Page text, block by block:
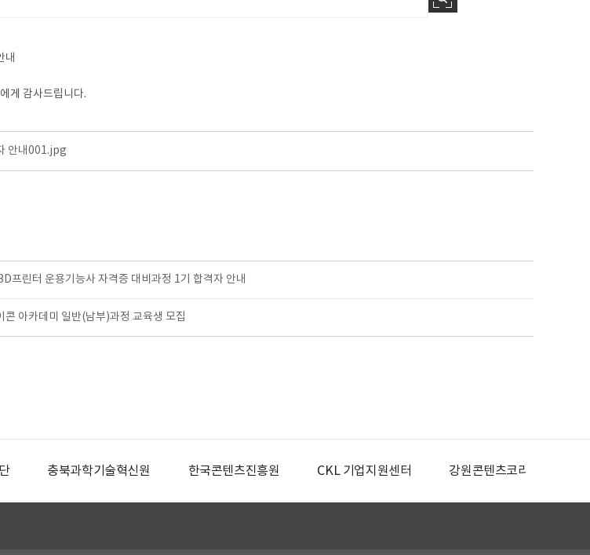
내
게 감사드립니다.
안내001.jpg
프린터 운용기능사 자격증 대비과정 1기 합격자 안내
아카데미 일반(남부)과정 교육생 모집
충북과학기술혁신원 한국콘텐츠진흥원 CKL 기업지원센터 강원콘텐츠코리아랩